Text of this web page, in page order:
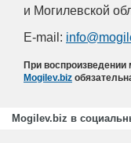
и Могилевской
E-mail:
При воспроизведении
Mogilev.biz
Mogilev.biz в